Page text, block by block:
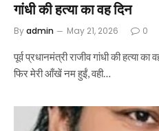
गांधी की हत्या का वह दिन
Byadmin May 21, 2026 0
पूर्व प्रधानमंत्री राजीव गांधी की हत्या
फिर मेरी आँखें नम हुईं, वही…